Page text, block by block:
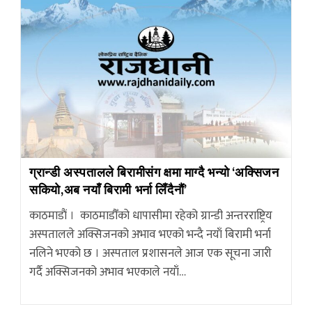
ग्रान्डी अस्पतालले बिरामीसंग क्षमा माग्दै भन्याे ‘अक्सिजन
सकियाे,अब नयाँ बिरामी भर्ना लिँदैनाैं’
काठमाडाैं । काठमाडौँको धापासीमा रहेको ग्रान्डी अन्तरराष्ट्रिय
अस्पतालले अक्सिजनको अभाव भएको भन्दै नयाँ बिरामी भर्ना
नलिने भएको छ । अस्पताल प्रशासनले आज एक सूचना जारी
गर्दै अक्सिजनको अभाव भएकाले नयाँ…